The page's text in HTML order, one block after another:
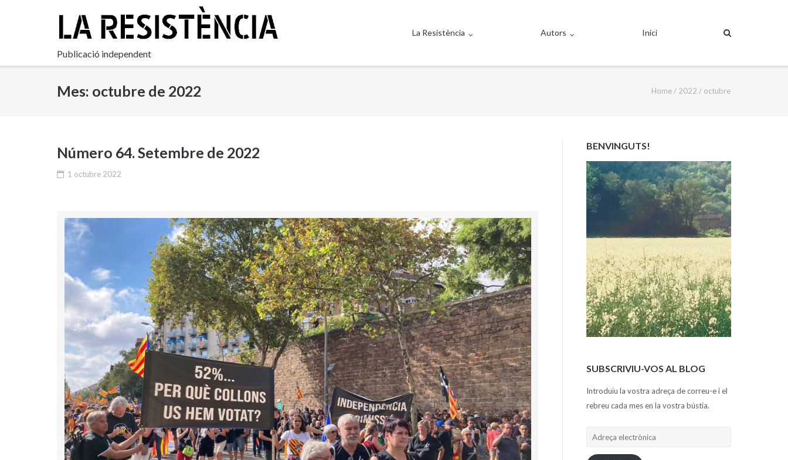
Publicació independent
La Resistència Autors Inici
Mes: octubre de 2022 Home/ 2022 / octubre
Número 64. Setembre de 2022
1 octubre 2022
BENVINGUTS!
SUBSCRIVIU-VOS AL BLOG
Introduïu la vostra adreça de correu-e i el
rebreu cada mes en la vostra bústia.
Adreça